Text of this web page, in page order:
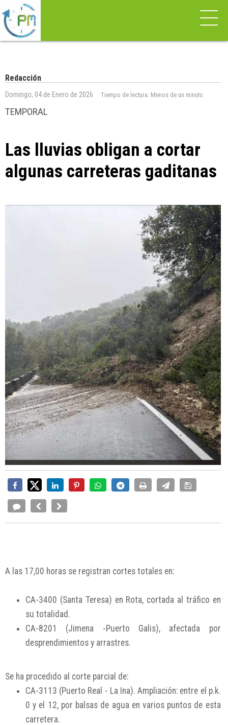
Redacción
Domingo, 04 de Enero de 2026 Tiempo de lectura: Menos de un minuto
TEMPORAL
Las lluvias obligan a cortar
algunas carreteras gaditanas
A las 17,00 horas se registran cortes totales en:
CA-3400 (Santa Teresa) en Rota, cortada al tráfico en
su totalidad.
CA-8201 (Jimena -Puerto Galis), afectada por
desprendimientos y arrastres.
Se ha procedido al corte parcial de:
CA-3113 (Puerto Real - La Ina). Ampliación: entre el p.k.
0 y el 12, por balsas de agua en varios puntos de esta
carretera.